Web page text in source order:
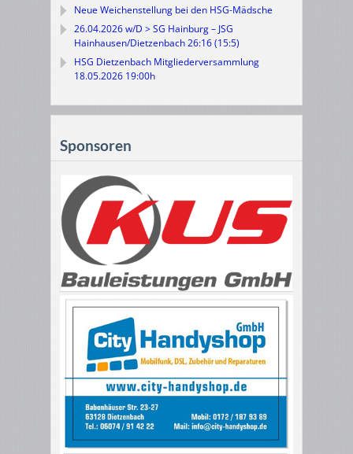
Neue Weichenstellung bei den HSG-Mädsche
26.04.2026 w/D > SG Hainburg – JSG
Hainhausen/Dietzenbach 26:16 (15:5)
HSG Dietzenbach Mitgliederversammlung
18.05.2026 19:00h
Sponsoren